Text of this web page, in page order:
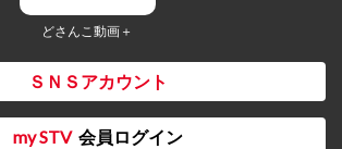
どさんこ動画＋
ＳＮＳアカウント
my STV 会員ログイン